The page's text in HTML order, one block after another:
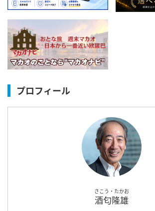
プロフィール
さこう・たかお
酒匂隆雄